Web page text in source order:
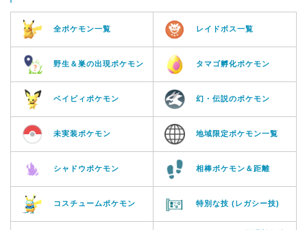
全ポケモン一覧 レイドボス一覧
野生＆巣の出現ポケモン タマゴ孵化ポケモン
ベイビィポケモン 幻・伝説のポケモン
未実装ポケモン 地域限定ポケモン一覧
シャドウポケモン 相棒ポケモン＆距離
コスチュームポケモン 特別な技 (レガシー技)